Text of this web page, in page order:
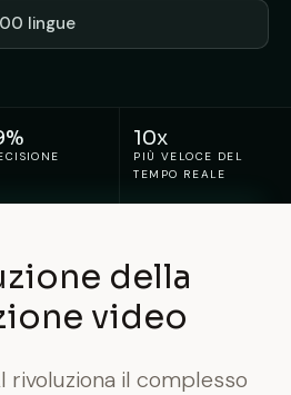
lingue
10x
PIÙ VELOCE DEL
TEMPO REALE
della
video
rivoluziona il complesso